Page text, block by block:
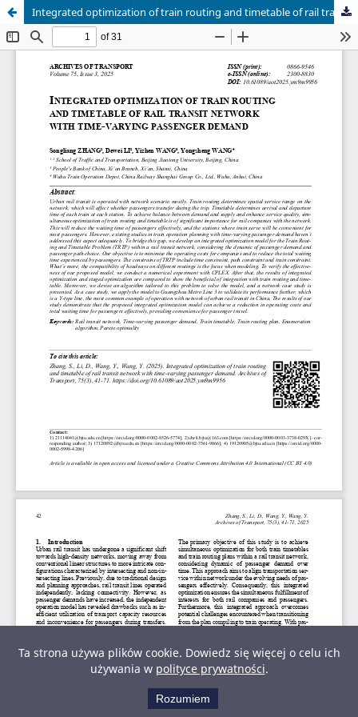
Integrated optimization of train routing and timetable of rail transit network with time-varying passenger demand
Ta strona używa plików cookie. Dowiedz się więcej o celu ich
używania w polityce prywatności.
Rozumiem